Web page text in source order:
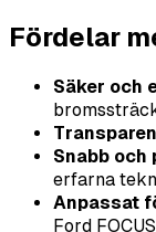
Fördelar
Säker och
Snabb
erfarna
Anpassat
Ford